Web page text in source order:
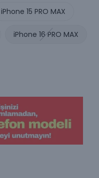
iPhone 15 PRO MAX
iPhone 16 PRO MAX